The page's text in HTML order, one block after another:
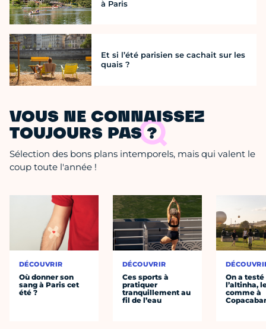
à Paris
Et si l’été parisien se cachait sur les
quais ?
VOUS NE CONNAISSEZ
TOUJOURS PAS ?
Sélection des bons plans intemporels, mais qui valent le
coup toute l'année !
DÉCOUVRIR
Où donner son
sang à Paris cet
été ?
DÉCOUVRIR
Ces sports à
pratiquer
tranquillement au
fil de l’eau
On a testé
l’altinha,
comme à